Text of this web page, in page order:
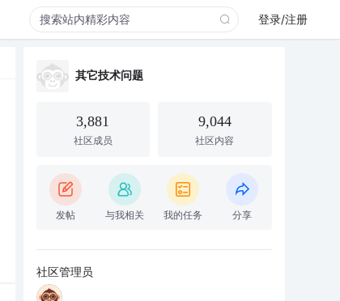
登录/注册
其它技术问题
3,881
社区成员
9,044
社区内容
发帖 与我相关 我的任务 分享
社区管理员